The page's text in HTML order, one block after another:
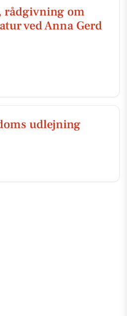
rådgivning om
ved Anna Gerd
udlejning